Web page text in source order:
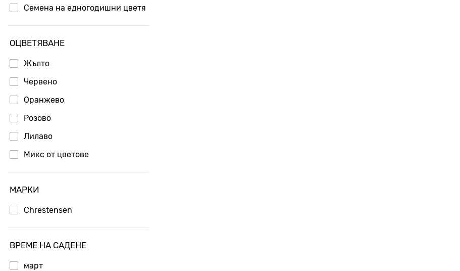
Семена на едногодишни цветя
ОЦВЕТЯВАНЕ
Жълто
Червено
Оранжево
Розово
Лилаво
Микс от цветове
МАРКИ
Chrestensen
ВРЕМЕ НА САДЕНЕ
март